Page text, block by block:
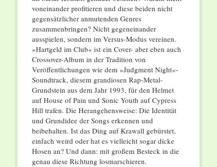
voneinander profitieren und diese beiden nicht
gegensätzlicher anmutenden Genres
zusammenbringen? Nicht gegeneinander
ausspielen, sondern im Versus-Modus vereinen.
»Hartgeld im Club« ist ein Cover- aber eben auch
Crossover-Album in der Tradition von
Veröffentlichungen wie dem »Judgment Night«-
Soundtrack, diesem grandiosen Rap-Metal-
Grundstein aus dem Jahr 1993, für den Helmet
auf House of Pain und Sonic Youth auf Cypress
Hill trafen. Die Herangehensweise: Die Identität
und Grundidee der Songs erkennen und
beibehalten. Ist das Ding auf Krawall gebürstet,
einfach weird oder hat es vielleicht sogar dicke
Hosen an? Und dann: mit großem Besteck in die
genau diese Richtung losmarschieren.